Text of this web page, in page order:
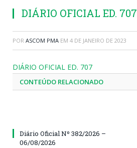
DIÁRIO OFICIAL ED. 707
POR ASCOM PMA EM 4 DE JANEIRO DE 2023
DIÁRIO OFICIAL ED. 707
CONTEÚDO RELACIONADO
Diário Oficial Nº 382/2026 –
06/08/2026